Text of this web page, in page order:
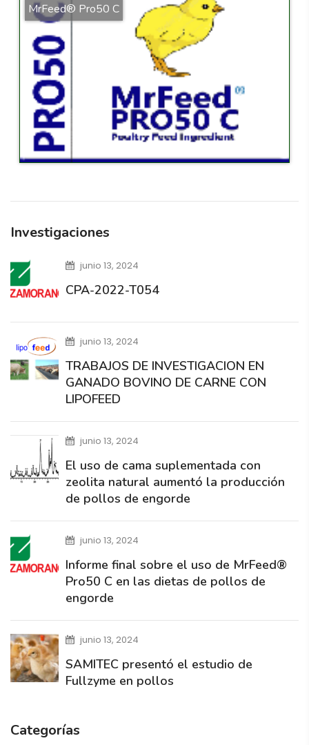
MrFeed® Pro50 C
Investigaciones
junio 13, 2024
CPA-2022-T054
junio 13, 2024
TRABAJOS DE INVESTIGACION EN
GANADO BOVINO DE CARNE CON
LIPOFEED
junio 13, 2024
El uso de cama suplementada con
zeolita natural aumentó la producción
de pollos de engorde
junio 13, 2024
Informe final sobre el uso de MrFeed®
Pro50 C en las dietas de pollos de
engorde
junio 13, 2024
SAMITEC presentó el estudio de
Fullzyme en pollos
Categorías